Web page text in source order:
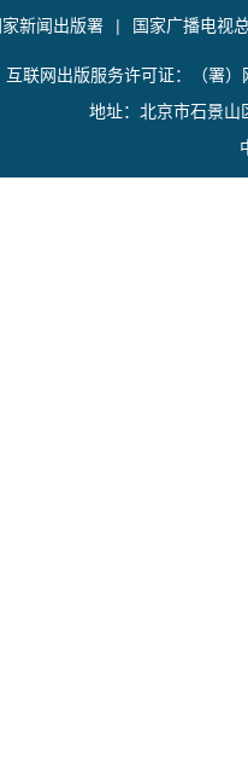
家新闻出版署 | 国家广播电视
互联网出版服务许可证：（署
地址：北京市石景